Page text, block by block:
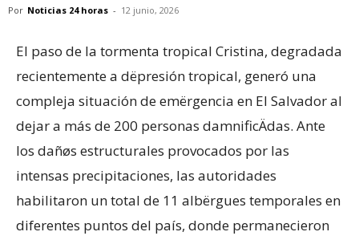
Por Noticias 24 horas - 12 junio, 2026
​El paso de la tormenta tropical Cristina, degradada
recientemente a dëpresión tropical, generó una
compleja situación de emërgencia en El Salvador al
dejar a más de 200 personas damnificÄdas. Ante
los dañøs estructurales provocados por las
intensas precipitaciones, las autoridades
habilitaron un total de 11 albërgues temporales en
diferentes puntos del país, donde permanecieron